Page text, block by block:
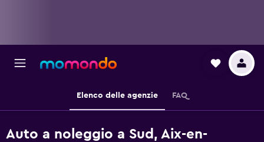
Elenco delle agenzie FAQ
Auto a noleggio a Sud, Aix-en-